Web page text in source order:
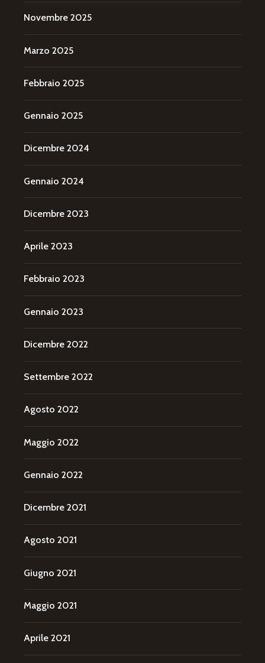
Novembre 2025
Marzo 2025
Febbraio 2025
Gennaio 2025
Dicembre 2024
Gennaio 2024
Dicembre 2023
Aprile 2023
Febbraio 2023
Gennaio 2023
Dicembre 2022
Settembre 2022
Agosto 2022
Maggio 2022
Gennaio 2022
Dicembre 2021
Agosto 2021
Giugno 2021
Maggio 2021
Aprile 2021